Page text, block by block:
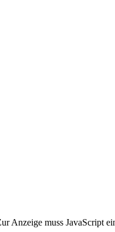
Anzeige muss JavaScript